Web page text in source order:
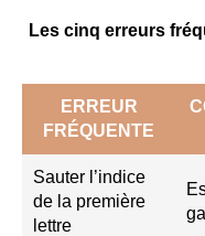
Les cinq erreurs
ERREUR
FRÉQUENTE
Sauter l’indice
de la première
lettre